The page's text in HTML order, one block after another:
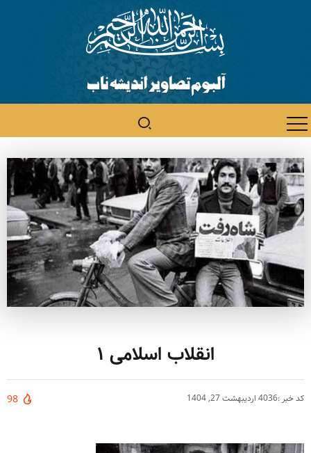
انقلاب اسلامی ۱
کد خبر :4036 اردیبهشت 27, 1404 98